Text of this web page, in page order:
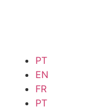
PT
EN
FR
PT